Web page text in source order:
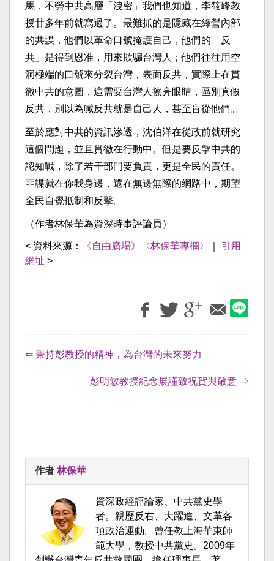
馬，不勞中共高層「洩密」我們也知道，李筱峰教
授廿多年前就寫過了。最難抓的是隱藏在綠營內部
的共諜，他們以革命口號掩護自己，他們的「反
共」是得到恩准，用來欺騙台灣人；他們往往用空
洞極端的口號來分裂台灣，表面反共，實際上在貫
徹中共的意圖，這需要台灣人擦亮眼睛，區別真假
反共，別以為喊反共就是自己人，甚至盲從他們。
至於應對中共的資訊滲透，沈伯洋在從政前就研究
這個問題，並且貫徹在行動中。但是要反擊中共的
認知戰，除了若干部門要負責，更是全民的責任。
匪諜就在你我身邊，還在無邊無際的網路中，期望
全民自覺抵制和反擊。
（作者林保華為資深時事評論員）
< 資料來源： 《自由廣場》〈林保華專欄〉
引用
網址 >
⇐ 秉持彭教授的精神，為台灣的未來努力
彭明敏教授紀念展謹致祝賀與敬意 ⇒
作者 林保華
資深政經評論家、中共黨史學
者。親歷反右、大躍進、文革各
項政治運動。曾任教上海華東師
範大學，教授中共黨史。2009年